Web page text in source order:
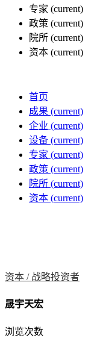
专家 (current)
政策 (current)
院所 (current)
资本 (current)
首页
成果 (current)
企业 (current)
设备 (current)
专家 (current)
政策 (current)
院所 (current)
资本 (current)
资本 / 战略投资者
晟宇天宏
浏览次数